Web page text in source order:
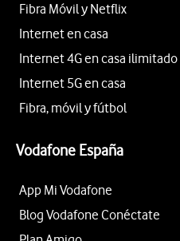
Fibra Móvil y Netflix
Internet en casa
Internet 4G en casa ilimitado
Internet 5G en casa
Fibra, móvil y fútbol
Vodafone España
App Mi Vodafone
Blog Vodafone Conéctate